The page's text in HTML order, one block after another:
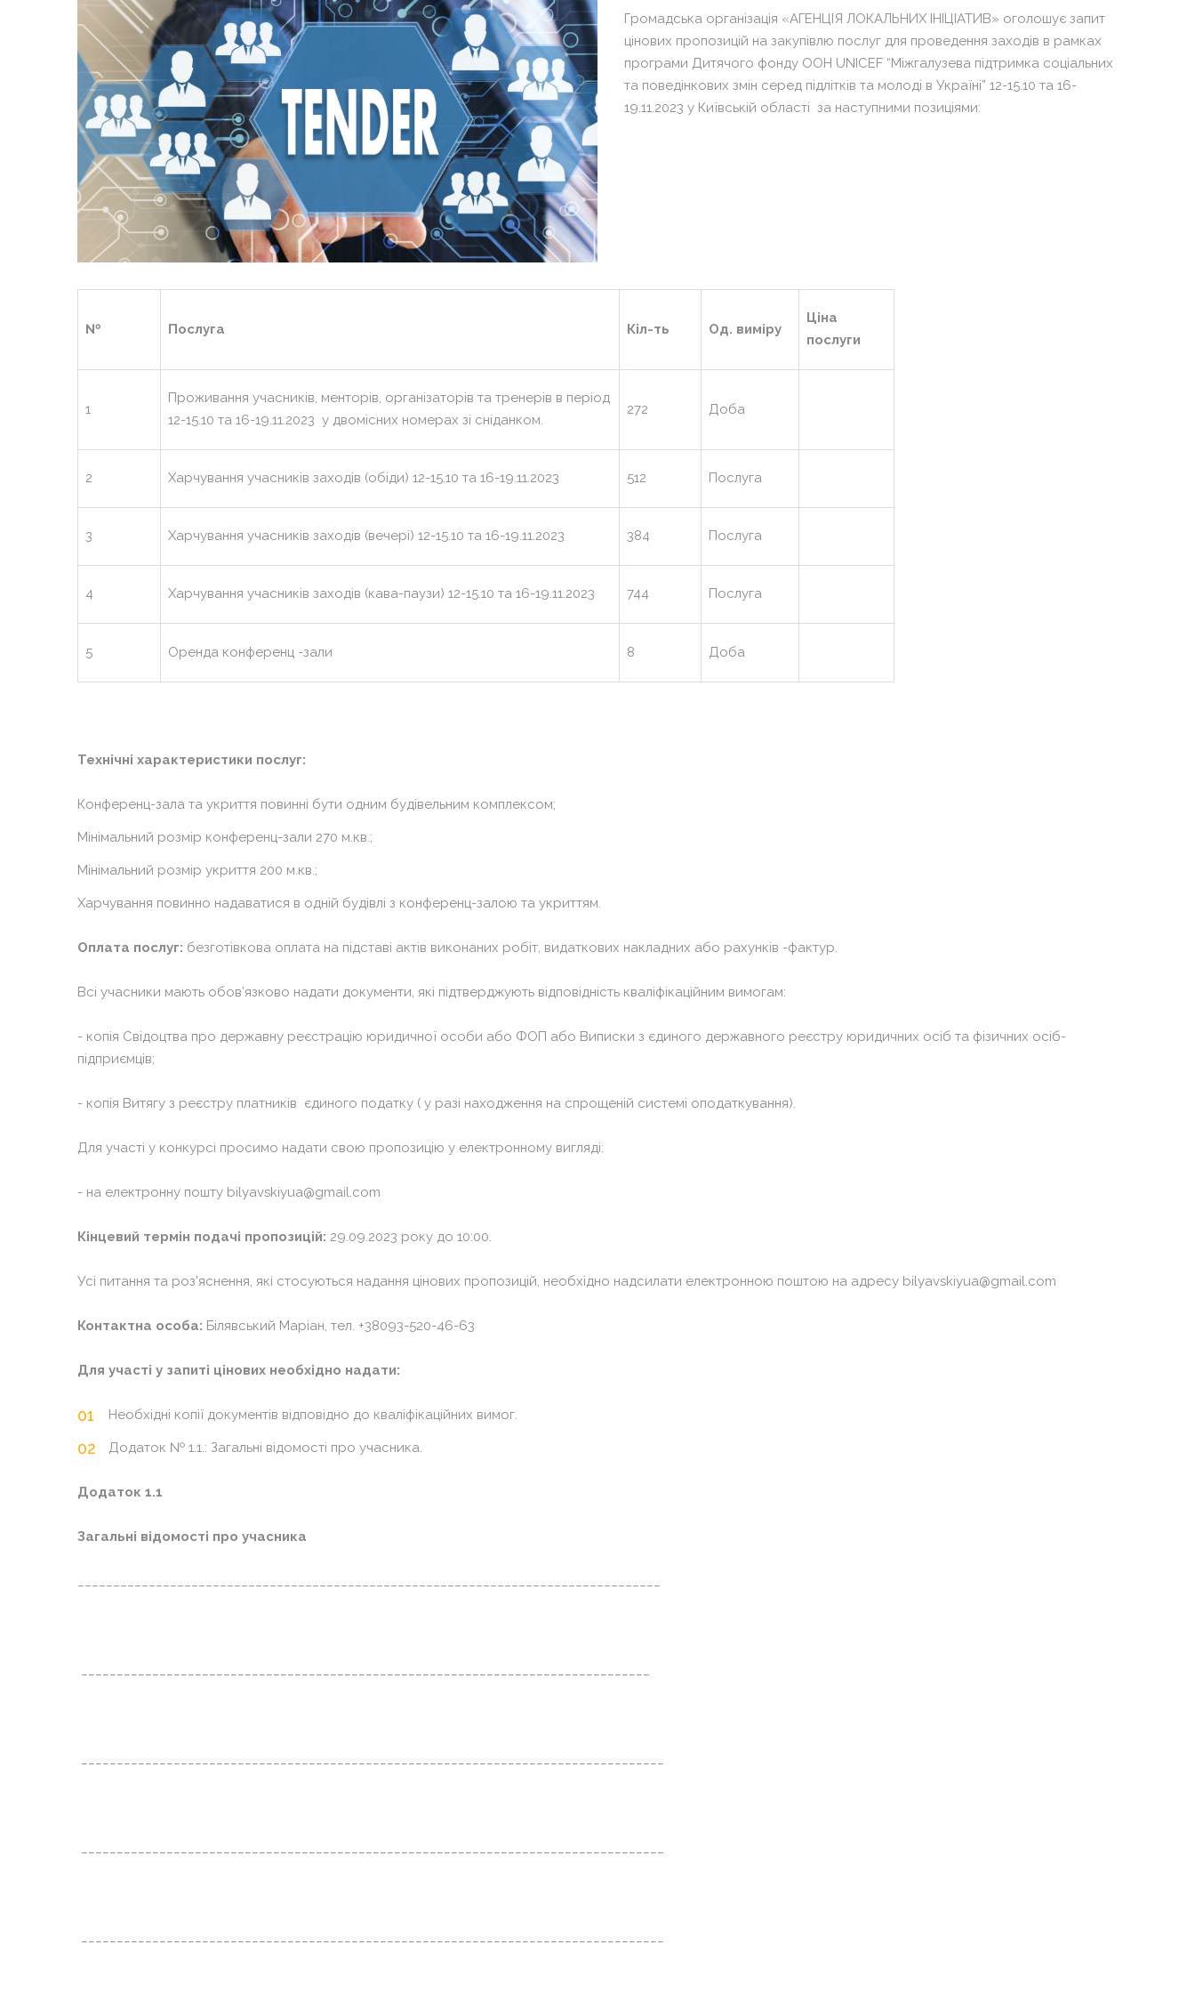
Глобальна Асамблея (СОР26
Харків)
Супровід впровадження
Східноукраїнський ХАБ
Партисипації
«Тепло, як вдома»
Клуб Мам в селі Вишневе
Громадська організація «АГЕНЦІЯ ЛОКАЛЬНИХ ІНІЦІАТИВ» оголошує запит
цінових пропозицій на закупівлю послуг для проведення заходів в рамках
програми Дитячого фонду ООН UNICEF “Міжгалузева підтримка соціальних
та поведінкових змін серед підлітків та молоді в Україні” 12-15.10 та 16-
19.11.2023 у Київській області за наступними позиціями:
№ Послуга Кіл-ть Од. виміру
Ціна
послуги
1
Проживання учасників, менторів, організаторів та тренерів в період
12-15.10 та 16-19.11.2023 у двомісних номерах зі сніданком.
272 Доба
2 Харчування учасників заходів (обіди) 12-15.10 та 16-19.11.2023 512 Послуга
3 Харчування учасників заходів (вечері) 12-15.10 та 16-19.11.2023 384 Послуга
4 Харчування учасників заходів (кава-паузи) 12-15.10 та 16-19.11.2023 744 Послуга
5 Оренда конференц -зали 8 Доба
Технічні характеристики послуг:
Конференц-зала та укриття повинні бути одним будівельним комплексом;
Мінімальний розмір конференц-зали 270 м.кв.;
Мінімальний розмір укриття 200 м.кв.;
Харчування повинно надаватися в одній будівлі з конференц-залою та укриттям.
Оплата послуг: безготівкова оплата на підставі актів виконаних робіт, видаткових накладних або рахунків -фактур.
Всі учасники мають обов’язково надати документи, які підтверджують відповідність кваліфікаційним вимогам:
- копія Свідоцтва про державну реєстрацію юридичної особи або ФОП або Виписки з єдиного державного реєстру юридичних осіб та фізичних осіб-
підприємців;
- копія Витягу з реєстру платників єдиного податку ( у разі находження на спрощеній системі оподаткування).
Для участі у конкурсі просимо надати свою пропозицію у електронному вигляді:
- на електронну пошту bilyavskiyua@gmail.com
Кінцевий термін подачі пропозицій: 29.09.2023 року до 10:00.
Усі питання та роз’яснення, які стосуються надання цінових пропозицій, необхідно надсилати електронною поштою на адресу bilyavskiyua@gmail.com
Контактна особа: Білявський Маріан, тел. +38093-520-46-63
Для участі у запиті цінових необхідно надати:
Необхідні копії документів відповідно до кваліфікаційних вимог.
Додаток № 1.1.: Загальні відомості про учасника.
Додаток 1.1
Загальні відомості про учасника